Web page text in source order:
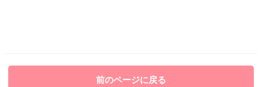
前のページに戻る